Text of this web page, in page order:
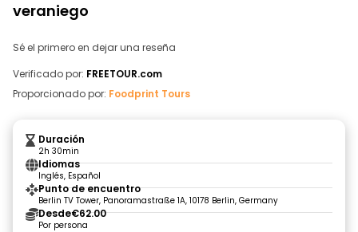
veraniego
Sé el primero en dejar una reseña
Verificado por: FREETOUR.com
Proporcionado por: Foodprint Tours
Duración
2h 30min
Idiomas
Inglés, Español
Punto de encuentro
Berlin TV Tower, Panoramastraße 1A, 10178 Berlin, Germany
Desde€62.00
Por persona